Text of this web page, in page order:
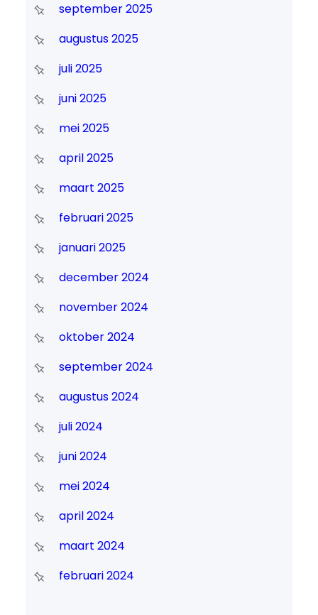
september 2025
augustus 2025
juli 2025
juni 2025
mei 2025
april 2025
maart 2025
februari 2025
januari 2025
december 2024
november 2024
oktober 2024
september 2024
augustus 2024
juli 2024
juni 2024
mei 2024
april 2024
maart 2024
februari 2024